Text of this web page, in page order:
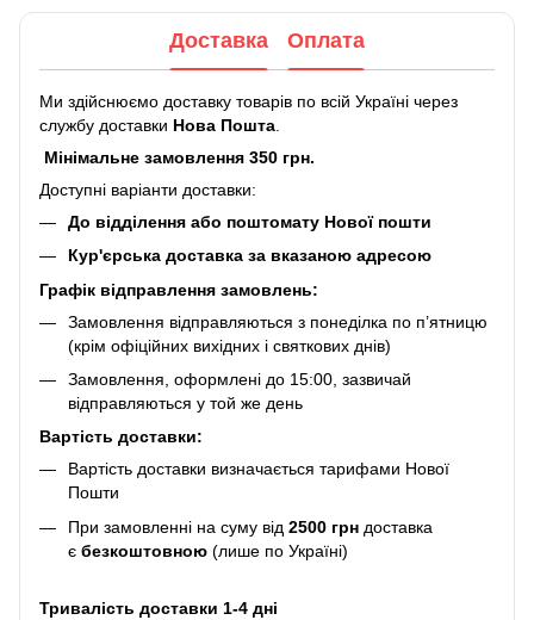
Доставка Оплата
Ми здійснюємо доставку товарів по всій Україні через
службу доставки Нова Пошта
Мінімальне замовлення 350 грн.
Доступні варіанти доставки:
До відділення або поштомату Нової пошти
Кур'єрська доставка за вказаною адресою
Графік відправлення замовлень:
Замовлення відправляються з понеділка по п’ятницю
(крім офіційних вихідних і святкових днів)
Замовлення, оформлені до 15:00, зазвичай
відправляються у той же день
Вартість доставки:
Вартість доставки визначається тарифами Нової
Пошти
При замовленні на суму від 2500 грн доставка
є безкоштовною (лише по Україні)
Тривалість доставки 1-4 дні